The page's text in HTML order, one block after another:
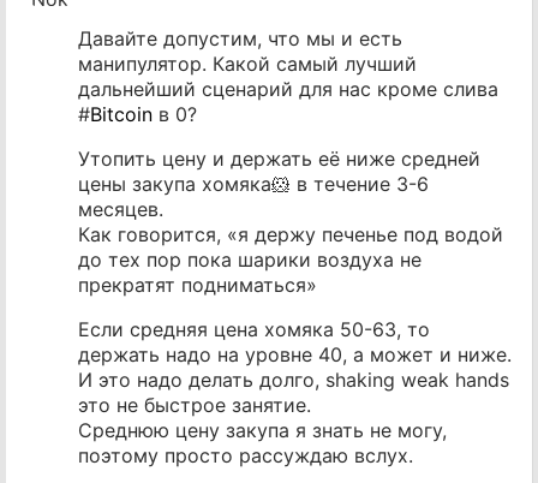
Давайте допустим, что мы и есть
манипулятор. Какой самый лучший
дальнейший сценарий для нас кроме слива
#Bitcoin в 0?
Утопить цену и держать её ниже средней
цены закупа хомяка🐹 в течение 3-6
месяцев.
Как говорится, «я держу печенье под водой
до тех пор пока шарики воздуха не
прекратят подниматься»
Если средняя цена хомяка 50-63, то
держать надо на уровне 40, а может и ниже.
И это надо делать долго, shaking weak hands
это не быстрое занятие.
Среднюю цену закупа я знать не могу,
поэтому просто рассуждаю вслух.